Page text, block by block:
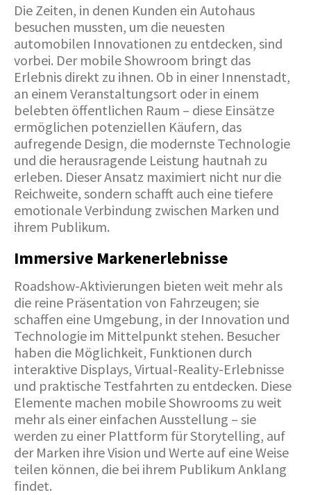
Die Zeiten, in denen Kunden ein Autohaus
besuchen mussten, um die neuesten
automobilen Innovationen zu entdecken, sind
vorbei. Der mobile Showroom bringt das
Erlebnis direkt zu ihnen. Ob in einer Innenstadt,
an einem Veranstaltungsort oder in einem
belebten öffentlichen Raum – diese Einsätze
ermöglichen potenziellen Käufern, das
aufregende Design, die modernste Technologie
und die herausragende Leistung hautnah zu
erleben. Dieser Ansatz maximiert nicht nur die
Reichweite, sondern schafft auch eine tiefere
emotionale Verbindung zwischen Marken und
ihrem Publikum.
Immersive Markenerlebnisse
Roadshow-Aktivierungen bieten weit mehr als
die reine Präsentation von Fahrzeugen; sie
schaffen eine Umgebung, in der Innovation und
Technologie im Mittelpunkt stehen. Besucher
haben die Möglichkeit, Funktionen durch
interaktive Displays, Virtual-Reality-Erlebnisse
und praktische Testfahrten zu entdecken. Diese
Elemente machen mobile Showrooms zu weit
mehr als einer einfachen Ausstellung – sie
werden zu einer Plattform für Storytelling, auf
der Marken ihre Vision und Werte auf eine Weise
teilen können, die bei ihrem Publikum Anklang
findet.